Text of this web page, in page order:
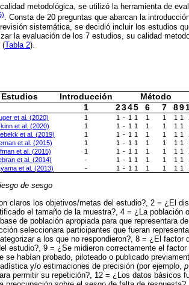
metodológica, se utilizó la herramienta de
. Consta de 20 preguntas que abarcan la
sistemática, se decidió incluir los estudios
la evaluación de los 7 estudios, su calidad
(Tabla 2).
Estudios Introducción Método
1
2345 6 7 89
et al. (2020) 1 1 - 1 1 1 1 1 1
et al. (2020) 1 1 - 1 1 1 1 1 1
et al. (2019) 1 1 - 1 1 1 1 1 1
et al. (2015) 1 1 - 1 1 1 1 1 1
et al. (2015) 1 1 - 1 1 1 1 1 1
et al. (2014) - 1 - 1 1 1 1 1 1
et al. (2013) - 1 - 1 1 1 1 1 1
de sesgo
claros los objetivos/metas del estudio?, 2 = ¿El
el tamaño de la muestra?, 4 = ¿La población
de población apropiada para que representara
seleccionara participantes que fueran
a los que no respondieron?, 8 = ¿El
estudio?, 9 = ¿Se midieron correctamente el
se habían probado, piloteado o publicado
y/o estimaciones de precisión (por ejemplo, p
permitir su repetición?, 12 = ¿Los datos básicos